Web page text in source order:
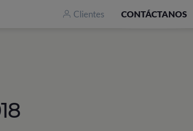
Clientes CONTÁCTANOS